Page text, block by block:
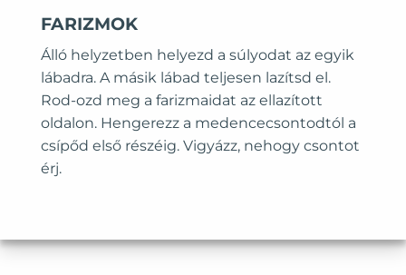
FARIZMOK
Álló helyzetben helyezd a súlyodat az egyik
lábadra. A másik lábad teljesen lazítsd el.
Rod-ozd meg a farizmaidat az ellazított
oldalon. Hengerezz a medencecsontodtól a
csípőd első részéig. Vigyázz, nehogy csontot
érj.